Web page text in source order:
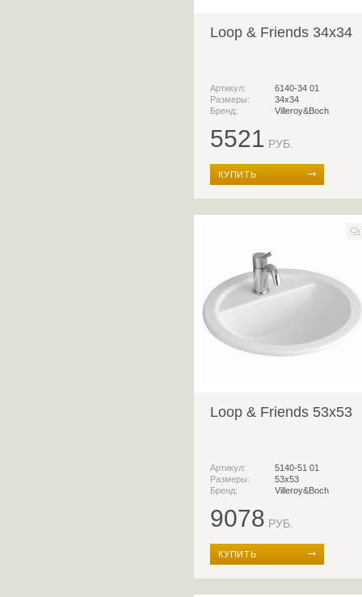
Loop & Friends 34x34
Артикул:
6140-34 01
Размеры:
34х34
Бренд:
Villeroy&Boch
5521 РУБ.
КУПИТЬ
Loop & Friends 53x53
Артикул:
5140-51 01
Размеры:
53x53
Бренд:
Villeroy&Boch
9078 РУБ.
КУПИТЬ